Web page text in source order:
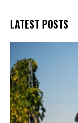
LATEST POSTS